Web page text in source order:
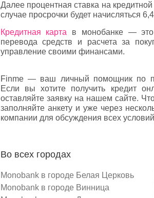
Далее процентная ставка на
случае просрочки будет начисляться
Кредитная карта в монобанке — это
перевода средств и расчета за
управление своими финансами.
Finme — ваш личный помощник по
Если вы хотите получить кредит
оставляйте заявку на нашем сайте.
заполняйте анкету и уже через
компании для обсуждения всех
Во всех городах
Monobank в городе Белая Церковь
Monobank в городе Винница